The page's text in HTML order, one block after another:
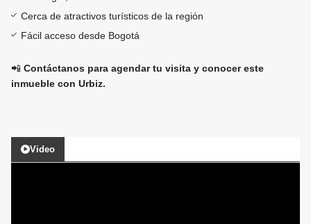
Cerca de atractivos turísticos de la región
Fácil acceso desde Bogotá
📲 Contáctanos para agendar tu visita y conocer este
inmueble con Urbiz.
Video